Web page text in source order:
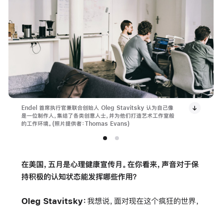
Endel 首席执行官兼联合创始人 Oleg Stavitsky 认为自己像
是一位制作人，集结了各类创意人士，并为他们打造艺术工作室般
的工作环境。(照片提供者：Thomas Evans)
在美国，五月是心理健康宣传月。在你看来，声音对于保
持积极的认知状态能发挥哪些作用？
Oleg Stavitsky： 我想说，面对现在这个疯狂的世界，